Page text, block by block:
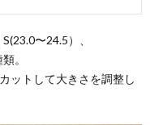
〜24.5）、
。
ットして大きさを調整し